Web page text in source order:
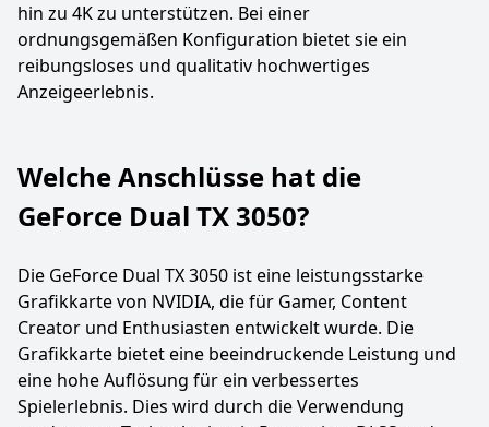
hin zu 4K zu unterstützen. Bei einer
ordnungsgemäßen Konfiguration bietet sie ein
reibungsloses und qualitativ hochwertiges
Anzeigeerlebnis.
Welche Anschlüsse hat die
GeForce Dual TX 3050?
Die GeForce Dual TX 3050 ist eine leistungsstarke
Grafikkarte von NVIDIA, die für Gamer, Content
Creator und Enthusiasten entwickelt wurde. Die
Grafikkarte bietet eine beeindruckende Leistung und
eine hohe Auflösung für ein verbessertes
Spielerlebnis. Dies wird durch die Verwendung